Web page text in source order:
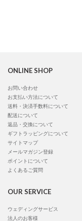
ONLINE SHOP
お問い合わせ
お支払い方法について
送料・決済手数料について
配送について
返品・交換について
ギフトラッピングについて
サイトマップ
メールマガジン登録
ポイントについて
よくあるご質問
OUR SERVICE
ウェディングサービス
法人のお客様